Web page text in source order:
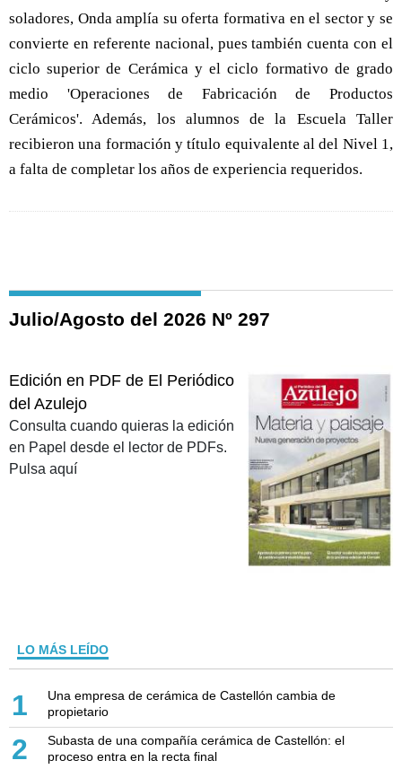
soladores, Onda amplía su oferta formativa en el sector y se
convierte en referente nacional, pues también cuenta con el
ciclo superior de Cerámica y el ciclo formativo de grado
medio 'Operaciones de Fabricación de Productos
Cerámicos'. Además, los alumnos de la Escuela Taller
recibieron una formación y título equivalente al del Nivel 1,
a falta de completar los años de experiencia requeridos.
Julio/Agosto del 2026 Nº 297
Edición en PDF de El Periódico
del Azulejo
Consulta cuando quieras la edición
en Papel desde el lector de PDFs.
Pulsa aquí
LO MÁS LEÍDO
1
Una empresa de cerámica de Castellón cambia de
propietario
2
Subasta de una compañía cerámica de Castellón: el
proceso entra en la recta final